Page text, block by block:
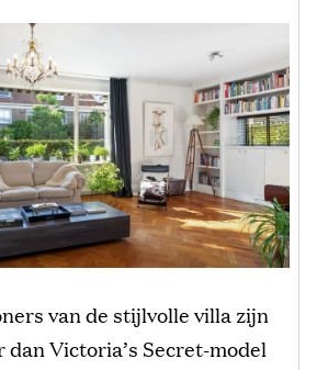
van de stijlvolle villa zijn
Victoria’s Secret-model